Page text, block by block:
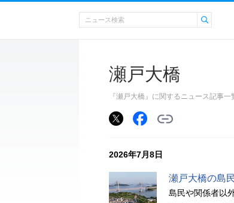
瀬戸大橋
『瀬戸大橋』に関するニュース記事
2026年7月8日
瀬戸大橋の島
島民や関係者以